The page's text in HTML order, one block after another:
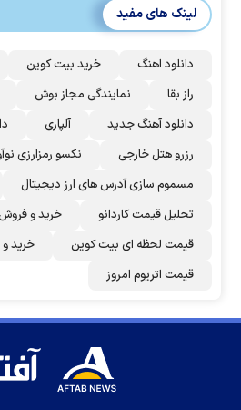
لینک های مفید
دانلود اهنگ خرید بیت کوین
راز بقا
نمایندگی مجاز بوش
دانلود آهنگ جدید
آلپاری
رزرو هتل خارجی
نکسو رمزارزی
مسموم سازی آدرس های ارز دیجیتال
تحلیل قیمت کاردانو
خرید و
قیمت لحظه ای بیت کوین
خرید
قیمت اتریوم امروز